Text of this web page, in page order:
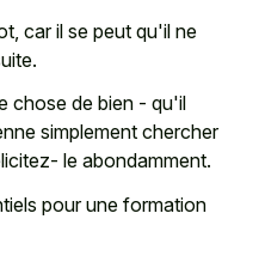
car il se peut qu'il ne
chose de bien - qu'il
simplement chercher
le abondamment.
pour une formation